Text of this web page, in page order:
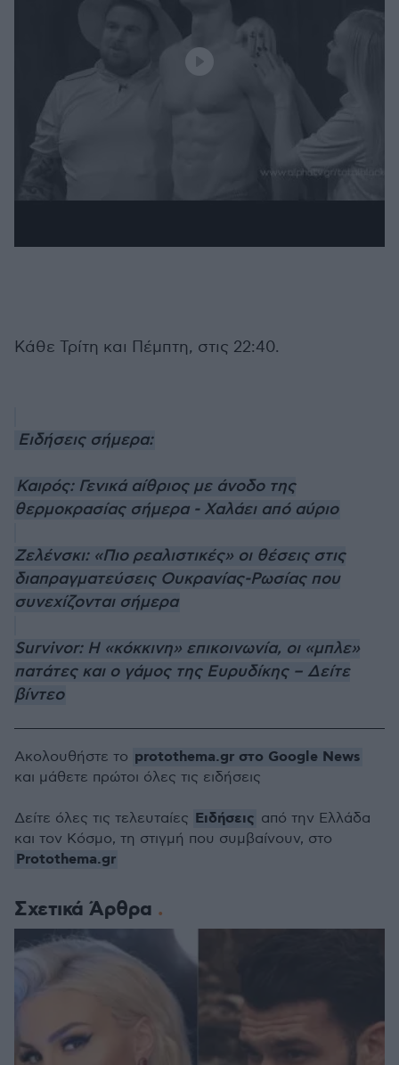
Κάθε Τρίτη και Πέμπτη, στις 22:40.
Ειδήσεις σήμερα:
Καιρός: Γενικά αίθριος με άνοδο της
θερμοκρασίας σήμερα - Χαλάει από αύριο
Ζελένσκι: «Πιο ρεαλιστικές» οι θέσεις στις
διαπραγματεύσεις Ουκρανίας-Ρωσίας που
συνεχίζονται σήμερα
Survivor: Η «κόκκινη» επικοινωνία, οι «μπλε»
πατάτες και ο γάμος της Ευρυδίκης – Δείτε
βίντεο
Σχετικά Άρθρα
Ακολουθήστε το protothema.gr στο Google News
και μάθετε πρώτοι όλες τις ειδήσεις
Δείτε όλες τις τελευταίες Ειδήσεις από την Ελλάδα
και τον Κόσμο, τη στιγμή που συμβαίνουν, στο
Protothema.gr